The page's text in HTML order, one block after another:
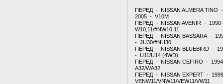
ПЕРЕД - NISSAN ALMERA TINO
2005 - V10M
ПЕРЕД - NISSAN AVENIR -
W10,11/#NW10,11
ПЕРЕД - NISSAN BASSARA -
- JU30/#NU30
ПЕРЕД - NISSAN BLUEBIRD -
- U11/U14 (4WD)
ПЕРЕД - NISSAN CEFIRO -
A32/WA32
ПЕРЕД - NISSAN EXPERT -
VENW11/VNW11/VEW11/VW11